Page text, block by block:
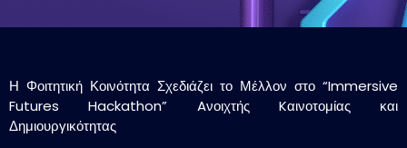
Η Φοιτητική Κοινότητα Σχεδιάζει το Μέλλον στο “Immersive
FuturesHackathon” Aνοιχτής Kαινοτομίας και
Δημιουργικότητας